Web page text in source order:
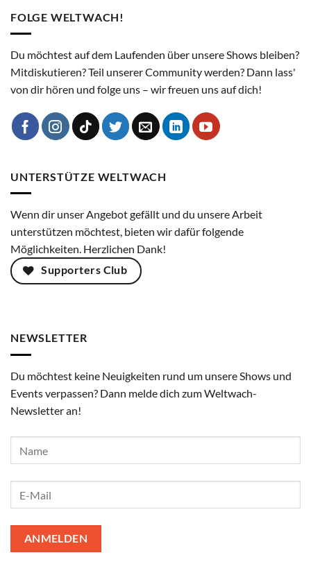
FOLGE WELTWACH!
Du möchtest auf dem Laufenden über unsere Shows bleiben?
Mitdiskutieren? Teil unserer Community werden? Dann lass'
von dir hören und folge uns – wir freuen uns auf dich!
UNTERSTÜTZE WELTWACH
Wenn dir unser Angebot gefällt und du unsere Arbeit
unterstützen möchtest, bieten wir dafür folgende
Möglichkeiten. Herzlichen Dank!
Supporters Club
NEWSLETTER
Du möchtest keine Neuigkeiten rund um unsere Shows und
Events verpassen? Dann melde dich zum Weltwach-
Newsletter an!